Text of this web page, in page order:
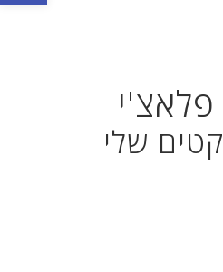
פלאצ'י
שלי